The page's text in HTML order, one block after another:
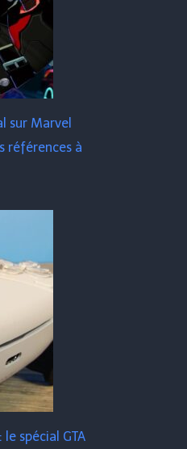
sur Marvel
références à
spécial GTA